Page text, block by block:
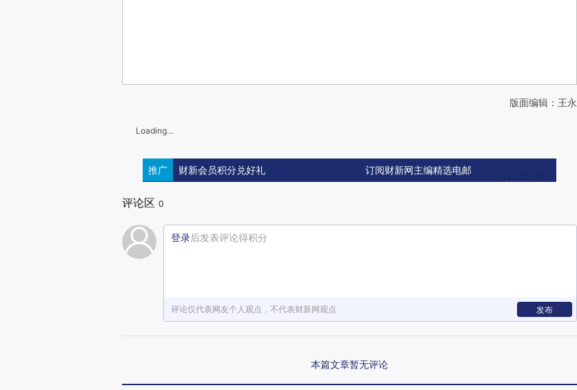
版面编辑：王永
Loading...
推广 财新会员积分兑好礼 订阅财新网主编精选电邮
评论区 0
登录后发表评论得积分
评论仅代表网友个人观点，不代表财新网观点 发布
本篇文章暂无评论